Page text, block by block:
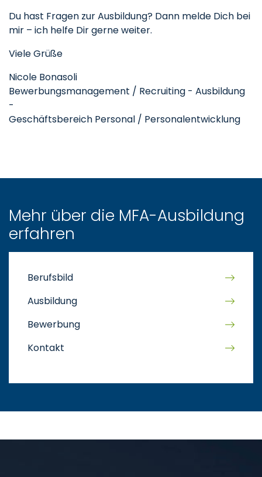
Du hast Fragen zur Ausbildung? Dann melde Dich bei
mir – ich helfe Dir gerne weiter.
Viele Grüße
Nicole Bonasoli
Bewerbungsmanagement / Recruiting - Ausbildung
-
Geschäftsbereich Personal / Personalentwicklung
Mehr über die MFA-Ausbildung
erfahren
Berufsbild
Ausbildung
Bewerbung
Kontakt